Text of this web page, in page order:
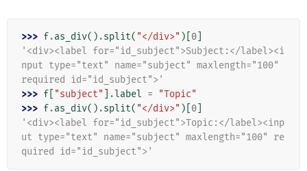
>>> f.as_div() .split( "</div>" )[ 0
'<div><label for="id_subject">Subject:</label><i
nput type="text" name="subject" maxlength="100"
required id="id_subject">'
>>> f "subject" .label =
"Topic"
>>> f.as_div() .split( "</div>" )[ 0
'<div><label for="id_subject">Topic:</label><inp
ut type="text" name="subject" maxlength="100" re
quired id="id_subject">'